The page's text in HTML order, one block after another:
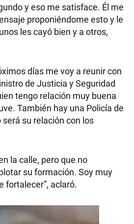
y eso me satisface. Él me
proponiéndome esto y le
les cayó bien y a otros,
días me voy a reunir con
de Justicia y Seguridad
tengo relación muy buena
También hay una Policía de
su relación con los
la calle, pero que no
su formación. Soy muy
fortalecer”, aclaró.